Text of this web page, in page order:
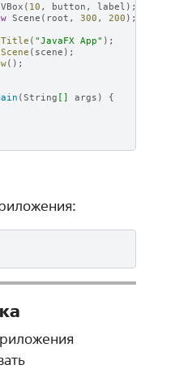
VBox ( 10 , button , label );
Scene ( root , 300 , 200 );
( "JavaFX App" );
( scene );
();
(String [] args )
{